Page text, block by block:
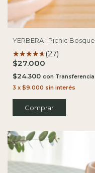
YERBERA | Picnic Bosque
(27)
$27.000
$24.300 con
3 x $9.000 sin interés